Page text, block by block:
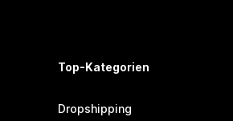
Top-Kategorien
Dropshipping